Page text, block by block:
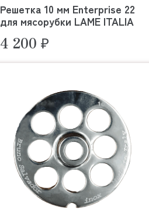
Решетка 10 мм Enterprise 22
для мясорубки LAME ITALIA
4 200 ₽